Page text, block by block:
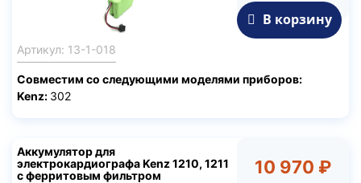
В корзину
Артикул: 13-1-018
Совместим со следующими моделями приборов:
Kenz: 302
10 970 ₽
Аккумулятор для
электрокардиографа Kenz 1210, 1211
с ферритовым фильтром